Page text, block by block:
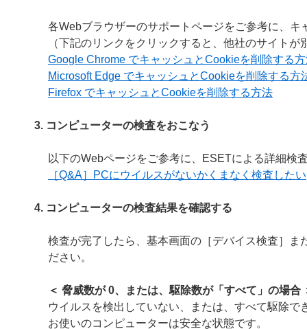
各Webブラウザーのサポートページをご参考に、
（下記のリンクをクリックすると、他社のサイト
Google Chrome でキャッシュとCookieを削除する
Microsoft Edge でキャッシュとCookieを削除する方
Firefox でキャッシュとCookieを削除する方法
3. コンピューターの検査をおこなう
以下のWebページをご参考に、ESETによる詳細検
［Q&A］PCにウイルスがないかくまなく検査したい
4. コンピューターの検査結果を確認する
検査が完了したら、基本画面の［デバイス検査］
ださい。
＜ 脅威数が 0、または、駆除数が「すべて」の場合
ウイルスを検出していない、または、すべて駆除で
お使いのコンピューターは安全な状態です。